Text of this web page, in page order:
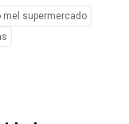
mel supermercado